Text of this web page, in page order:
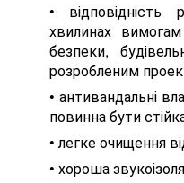
• відповідність
хвилинах
безпеки,
розробленим
• антивандальні
повинна бути
• легке очищення
• хороша